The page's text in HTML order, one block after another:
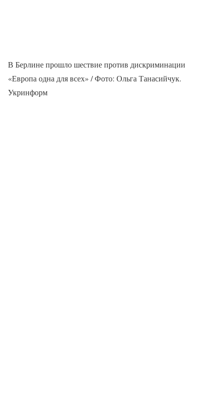
В Берлине прошло шествие против дискриминации
«Европа одна для всех» / Фото: Ольга Танасийчук.
Укринформ